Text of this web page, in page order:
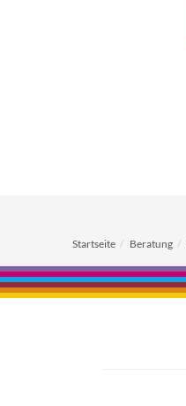
Startseite Beratung